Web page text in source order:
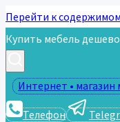
Перейти к
Купить мебель
Интернет • магазин
Телефон